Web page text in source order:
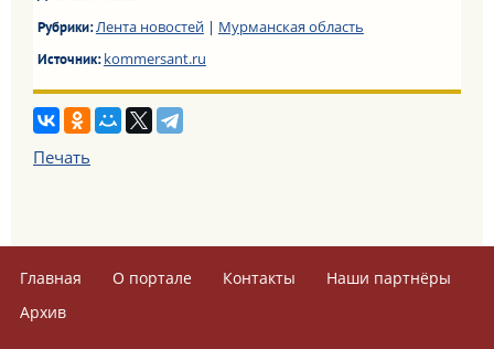
Рубрики:Лента новостей| Мурманская область
Источник:kommersant.ru
Печать
Главная О портале Контакты
Наши партнёры
Архив